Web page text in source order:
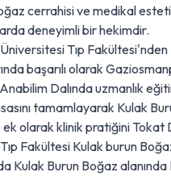
cerrahisi ve medikal
deneyimli bir hekimdir.
Tıp Fakültesi'nden
başarılı olarak
Dalında uzmanlık
tamamlayarak Kulak
ek olarak klinik pratiğini
Fakültesi Kulak burun
Kulak Burun Boğaz